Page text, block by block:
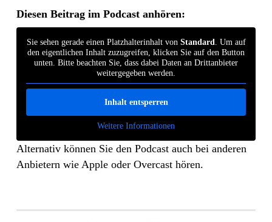
Diesen Beitrag im Podcast anhören:
Sie sehen gerade einen Platzhalterinhalt von Standard . Um auf
den eigentlichen Inhalt zuzugreifen, klicken Sie auf den Button
unten. Bitte beachten Sie, dass dabei Daten an Drittanbieter
weitergegeben werden.
Inhalt entsperren
Weitere Informationen
Alternativ können Sie den Podcast auch bei anderen
Anbietern wie Apple oder Overcast hören.